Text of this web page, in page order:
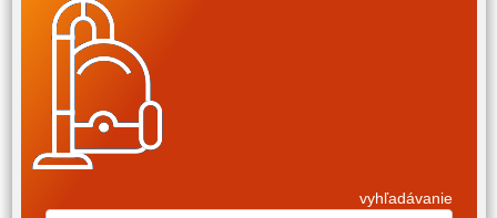
vyhľadávanie